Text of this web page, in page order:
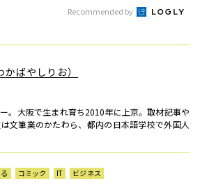
Recommended by
ばやしりお）
。大阪で生まれ育ち2010年に上京。取材記事や
文筆業のかたわら、都内の日本語学校で外国人
コミック IT ビジネス